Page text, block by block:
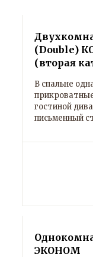
(Double)
(вторая
В спальне
гостиной
письменный
ЭКОНОМ